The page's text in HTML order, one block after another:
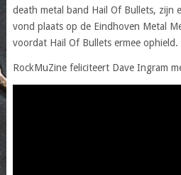
death metal band Hail Of Bullets, zijn
vond plaats op de Eindhoven Metal
voordat Hail Of Bullets ermee ophield.
RockMuZine feliciteert Dave Ingram